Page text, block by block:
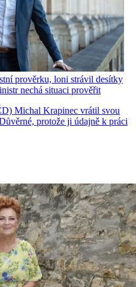
prověrku, loni strávil desítky
nechá situaci prověřit
Michal Krapinec vrátil svou
protože ji údajně k práci